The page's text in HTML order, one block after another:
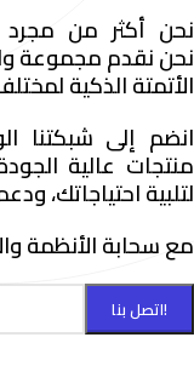
نحن أكثر من مجرد
نحننقدم مجموعة
الأتمتة الذكية
انضم إلى شبكتنا
منتجات عالية
لتلبية احتياجاتك،
معسحابة الأنظمة